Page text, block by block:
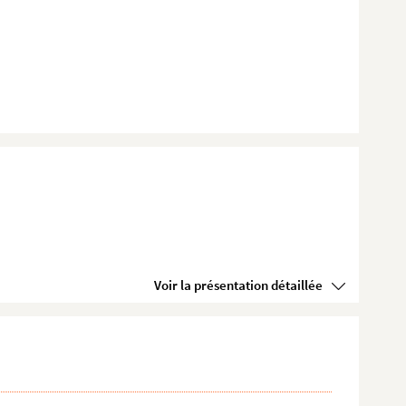
Voir la présentation détaillée